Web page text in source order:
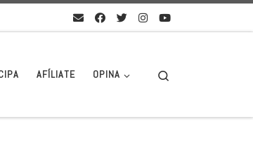
AFÍLIATE OPINA